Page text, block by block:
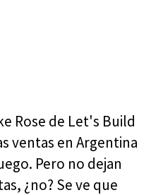
Rose de Let's Build
ventas en Argentina
Pero no dejan
¿no? Se ve que